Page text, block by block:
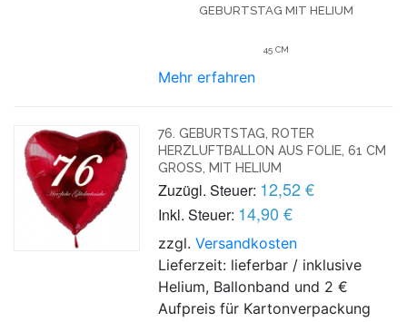
GEBURTSTAG MIT HELIUM
45 CM
Mehr erfahren
76. GEBURTSTAG, ROTER
HERZLUFTBALLON AUS FOLIE, 61 CM
GROSS, MIT HELIUM
Zuzügl. Steuer: 12,52 €
Inkl. Steuer: 14,90 €
zzgl.Versandkosten
Lieferzeit: lieferbar / inklusive
Helium, Ballonband und 2 €
Aufpreis für Kartonverpackung